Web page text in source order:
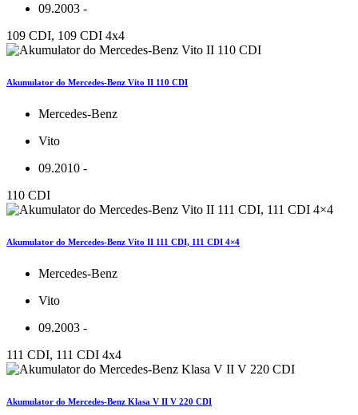
09.2003 -
109 CDI, 109 CDI 4x4
Akumulator do Mercedes-Benz Vito II 110 CDI
Mercedes-Benz
Vito
09.2010 -
110 CDI
Akumulator do Mercedes-Benz Vito II 111 CDI, 111 CDI 4×4
Mercedes-Benz
Vito
09.2003 -
111 CDI, 111 CDI 4x4
Akumulator do Mercedes-Benz Klasa V II V 220 CDI